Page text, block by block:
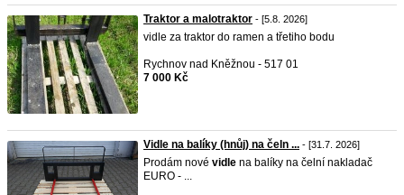
Traktor a malotraktor - [5.8. 2026]
vidle za traktor do ramen a třetiho bodu
Rychnov nad Kněžnou - 517 01
7 000 Kč
Vidle na balíky (hnůj) na čeln ... - [31.7. 2026]
Prodám nové vidle na balíky na čelní nakladač
EURO - ...